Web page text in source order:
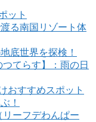
ット
る南国リゾート体
底世界を探検！
てらす】：雨の日
おすすめスポット
！
ーフデわんぱー